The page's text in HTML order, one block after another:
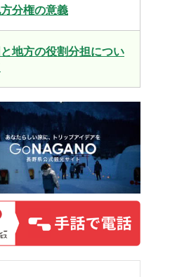
分権の意義
と地方の役割分担につい